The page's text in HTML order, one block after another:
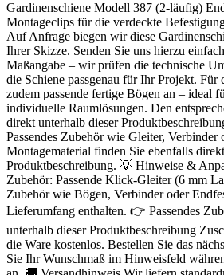
Gardinenschiene Modell 387 (2-läufig)
Montageclips für die verdeckte
Auf Anfrage biegen wir diese
Ihrer Skizze. Senden Sie uns hierzu
Maßangabe – wir prüfen die technische
die Schiene passgenau für Ihr Projekt.
zudem passende fertige Bögen an – ideal
individuelle Raumlösungen. Den
direkt unterhalb dieser
Passendes Zubehör wie Gleiter, Verbinder
Montagematerial finden Sie ebenfalls
Produktbeschreibung. 💡 Hinweise &
Zubehör: Passende Klick-Gleiter (6 mm
Zubehör wie Bögen, Verbinder oder
Lieferumfang enthalten. 👉 Passendes
unterhalb dieser Produktbeschreibung
die Ware kostenlos. Bestellen Sie das
Sie Ihr Wunschmaß im Hinweisfeld